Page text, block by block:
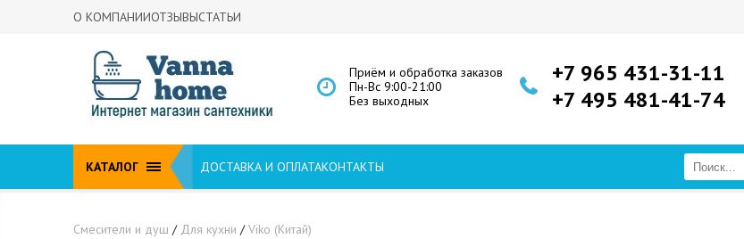
О КОМПАНИИОТЗЫВЫСТАТЬИ
Приём и обработка заказов
Пн-Вс 9:00-21:00
Без выходных
+7 965 431-31-11
+7 495 481-41-74
КАТАЛОГ ДОСТАВКА И ОПЛАТАКОНТАКТЫ
Смесители и душ / Для кухни /Viko (Китай)